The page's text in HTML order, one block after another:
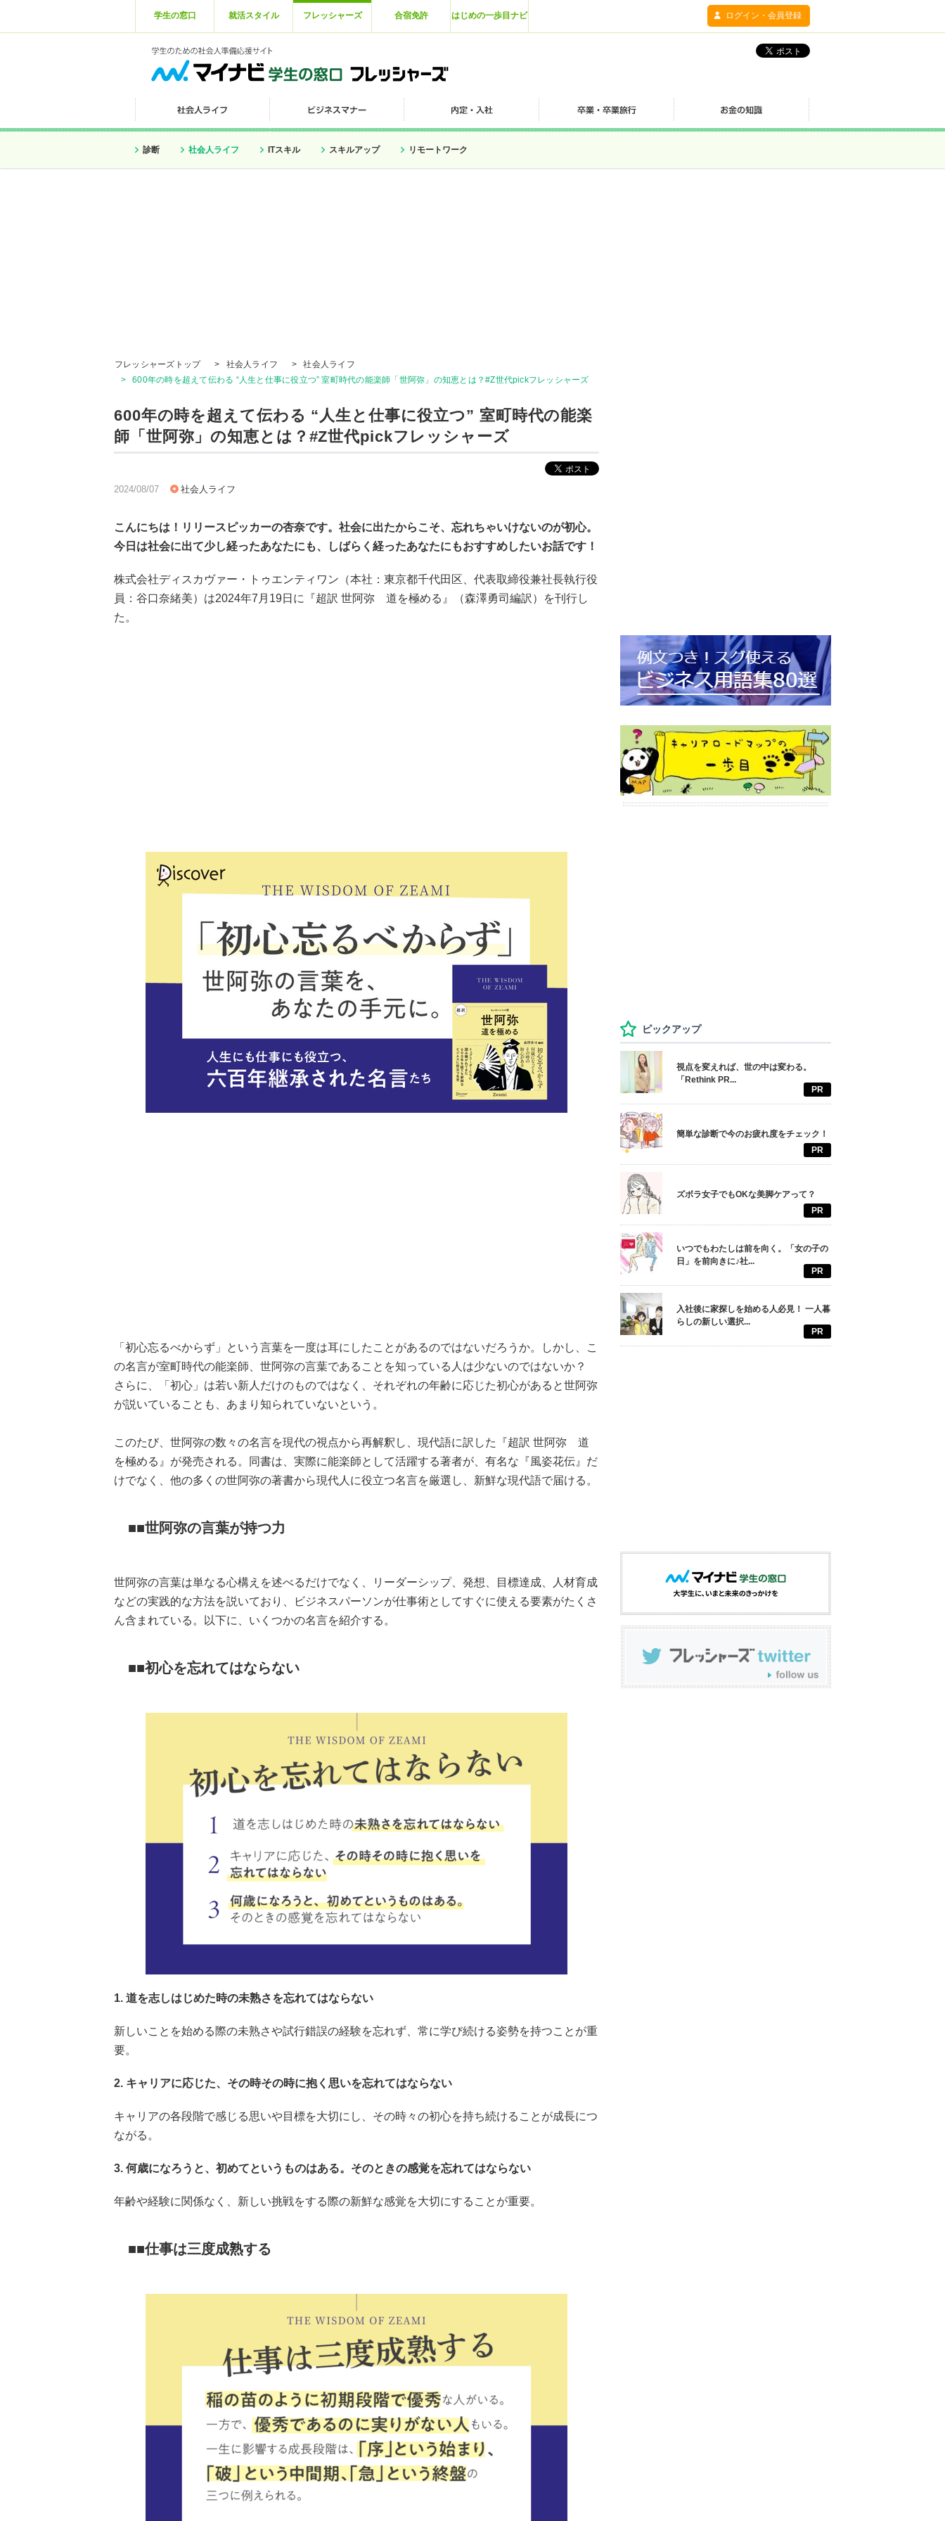
学生の窓口 就活スタイル フレッシャーズ 合宿免許 はじめの一歩目ナビ ログイン・会員登録
診断 社会人ライフ ITスキル スキルアップ リモートワーク
フレッシャーズトップ > 社会人ライフ >
社会人ライフ
>
600年の時を超えて伝わる “人生と仕事に役立つ” 室町時代の能楽師「世阿弥」の知恵とは？#Z世代pickフレッシャーズ
600年の時を超えて伝わる “人生と仕事に役立つ” 室町時代の能楽
師「世阿弥」の知恵とは？#Z世代pickフレッシャーズ
2024/08/07 社会人ライフ
こんにちは！リリースピッカーの杏奈です。社会に出たからこそ、忘れちゃいけないのが初心。
今日は社会に出て少し経ったあなたにも、しばらく経ったあなたにもおすすめしたいお話です！
株式会社ディスカヴァー・トゥエンティワン（本社：東京都千代田区、代表取締役兼社長執行役
員：谷口奈緒美）は2024年7月19日に『超訳 世阿弥 道を極める』（森澤勇司編訳）を刊行し
た。
「初心忘るべからず」という言葉を一度は耳にしたことがあるのではないだろうか。しかし、こ
の名言が室町時代の能楽師、世阿弥の言葉であることを知っている人は少ないのではないか？
さらに、「初心」は若い新人だけのものではなく、それぞれの年齢に応じた初心があると世阿弥
が説いていることも、あまり知られていないという。
このたび、世阿弥の数々の名言を現代の視点から再解釈し、現代語に訳した『超訳 世阿弥 道
を極める』が発売される。同書は、実際に能楽師として活躍する著者が、有名な『風姿花伝』だ
けでなく、他の多くの世阿弥の著書から現代人に役立つ名言を厳選し、新鮮な現代語で届ける。
■世阿弥の言葉が持つ力
世阿弥の言葉は単なる心構えを述べるだけでなく、リーダーシップ、発想、目標達成、人材育成
などの実践的な方法を説いており、ビジネスパーソンが仕事術としてすぐに使える要素がたくさ
ん含まれている。以下に、いくつかの名言を紹介する。
■初心を忘れてはならない
1. 道を志しはじめた時の未熟さを忘れてはならない
新しいことを始める際の未熟さや試行錯誤の経験を忘れず、常に学び続ける姿勢を持つことが重
要。
2. キャリアに応じた、その時その時に抱く思いを忘れてはならない
キャリアの各段階で感じる思いや目標を大切にし、その時々の初心を持ち続けることが成長につ
ながる。
3. 何歳になろうと、初めてというものはある。そのときの感覚を忘れてはならない
年齢や経験に関係なく、新しい挑戦をする際の新鮮な感覚を大切にすることが重要。
■仕事は三度成熟する
ピックアップ
視点を変えれば、世の中は変わる。
「Rethink PR...
PR
簡単な診断で今のお疲れ度をチェック！
PR
ズボラ女子でもOKな美脚ケアって？
PR
いつでもわたしは前を向く。「女の子の
日」を前向きに♪社...
PR
入社後に家探しを始める人必見！ 一人暮
らしの新しい選択...
PR